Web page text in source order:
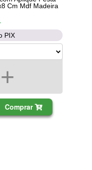
Cm Mdf Madeira
PIX
+
Comprar